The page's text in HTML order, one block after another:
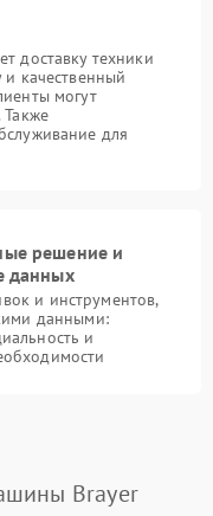
доставку техники
качественный
могут
Также
для
решение и
данных
и инструментов,
данными:
и
Brayer